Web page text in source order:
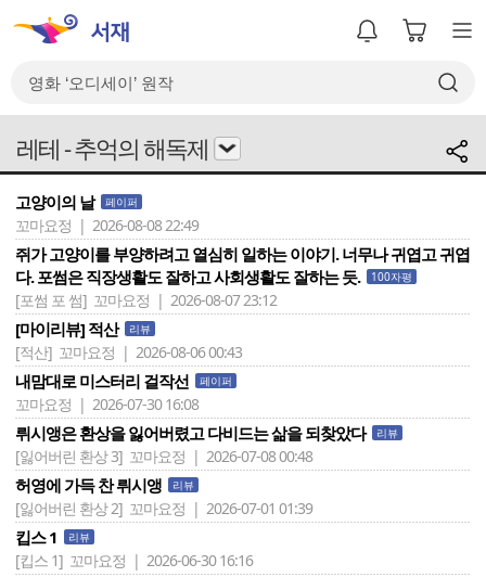
레테 - 추억의 해독제
고양이의 날 페이퍼
꼬마요정 | 2026-08-08 22:49
쥐가 고양이를 부양하려고 열심히 일하는 이야기. 너무나 귀엽고 귀엽
다. 포썸은 직장생활도 잘하고 사회생활도 잘하는 듯.
100자평
[포썸 포 썸] 꼬마요정 | 2026-08-07 23:12
[마이리뷰] 적산 리뷰
[적산] 꼬마요정 | 2026-08-06 00:43
내맘대로 미스터리 걸작선 페이퍼
꼬마요정 | 2026-07-30 16:08
뤼시앵은 환상을 잃어버렸고 다비드는 삶을 되찾았다 리뷰
[잃어버린 환상 3] 꼬마요정 | 2026-07-08 00:48
허영에 가득 찬 뤼시앵 리뷰
[잃어버린 환상 2] 꼬마요정 | 2026-07-01 01:39
킵스 1 리뷰
[킵스 1] 꼬마요정 | 2026-06-30 16:16